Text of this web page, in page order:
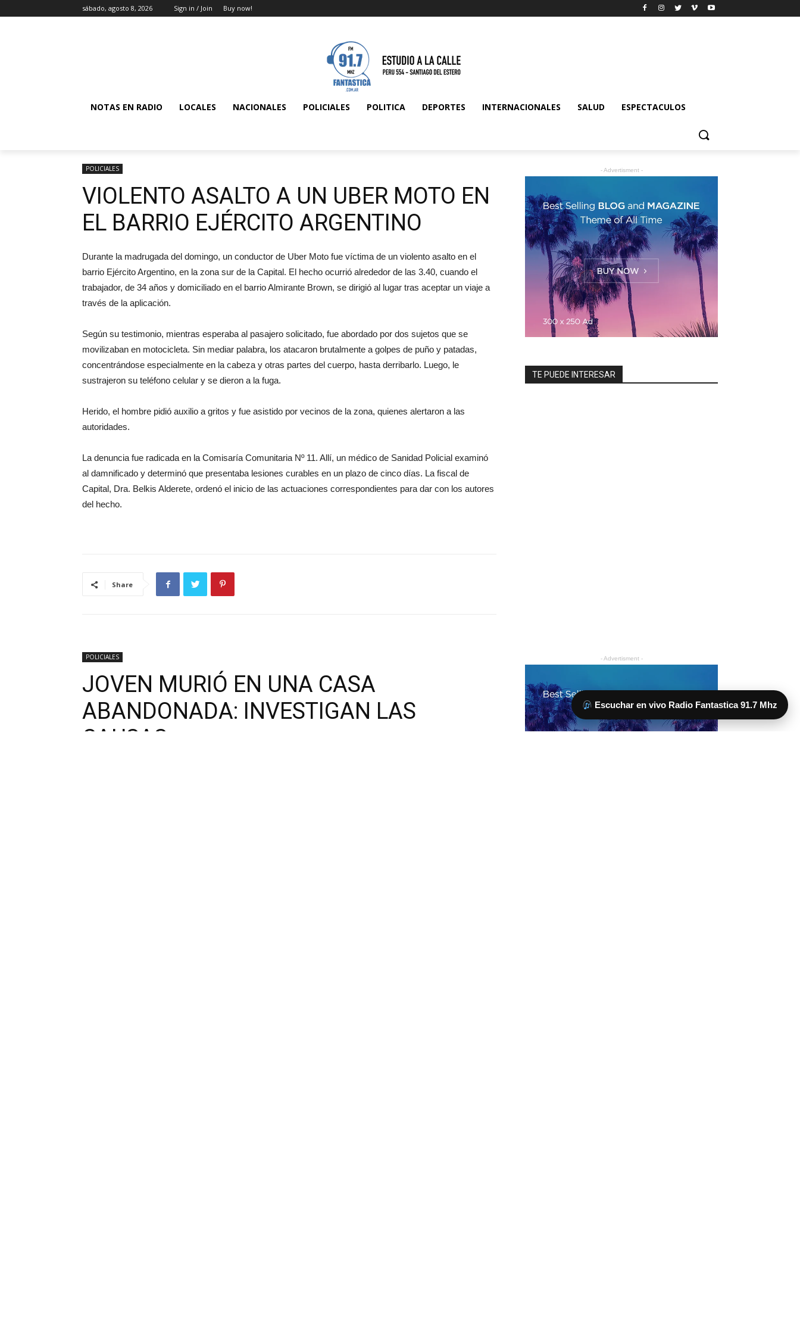
Escuchar en vivo Radio Fantastica 91.7 Mhz
sábado, agosto 8, 2026 Sign in / Join Buy now!
NOTAS EN RADIO LOCALES NACIONALES POLICIALES POLITICA DEPORTES INTERNACIONALES SALUD ESPECTACULOS
POLICIALES
VIOLENTO ASALTO A UN UBER MOTO EN
EL BARRIO EJÉRCITO ARGENTINO
Durante la madrugada del domingo, un conductor de Uber Moto fue víctima de un violento asalto en el
barrio Ejército Argentino, en la zona sur de la Capital. El hecho ocurrió alrededor de las 3.40, cuando el
trabajador, de 34 años y domiciliado en el barrio Almirante Brown, se dirigió al lugar tras aceptar un viaje a
través de la aplicación.
Según su testimonio, mientras esperaba al pasajero solicitado, fue abordado por dos sujetos que se
movilizaban en motocicleta. Sin mediar palabra, los atacaron brutalmente a golpes de puño y patadas,
concentrándose especialmente en la cabeza y otras partes del cuerpo, hasta derribarlo. Luego, le
sustrajeron su teléfono celular y se dieron a la fuga.
Herido, el hombre pidió auxilio a gritos y fue asistido por vecinos de la zona, quienes alertaron a las
autoridades.
La denuncia fue radicada en la Comisaría Comunitaria Nº 11. Allí, un médico de Sanidad Policial examinó
al damnificado y determinó que presentaba lesiones curables en un plazo de cinco días. La fiscal de
Capital, Dra. Belkis Alderete, ordenó el inicio de las actuaciones correspondientes para dar con los autores
del hecho.
Share
- Advertisment -
TE PUEDE INTERESAR